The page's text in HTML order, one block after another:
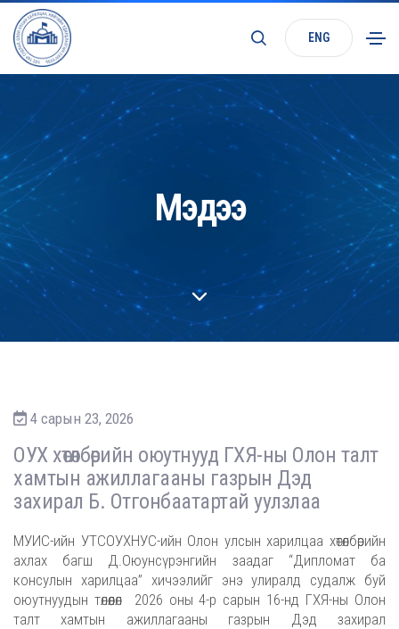
ENG
Мэдээ
4 сарын 23, 2026
ОУХ хөтөлбөрийн оюутнууд ГХЯ-ны Олон талт
хамтын ажиллагааны газрын Дэд
захирал Б. Отгонбаатартай уулзлаа
МУИС-ийн УТСОУХНУС-ийн Олон улсын харилцаа хөтөлбөрийн
ахлах багш Д.Оюунсүрэнгийн заадаг “Дипломат ба
консулын харилцаа” хичээлийг энэ улиралд судалж буй
оюутнуудын төлөөлөл 2026 оны 4-р сарын 16-нд ГХЯ-ны Олон
талт хамтын ажиллагааны газрын Дэд захирал